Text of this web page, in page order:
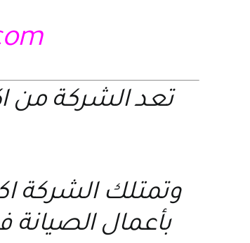
تعد الشركة من
وتمتلك الشركة
بأعمال